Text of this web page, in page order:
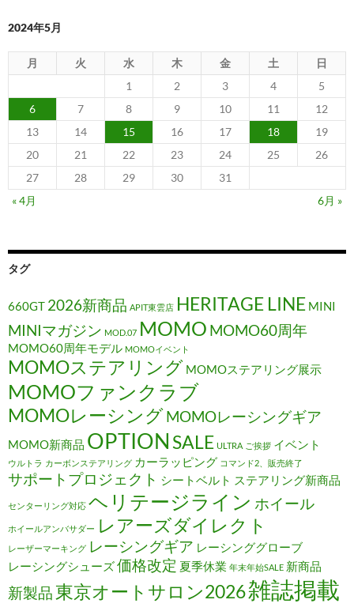
2024年5月
月 火 水 木 金 土
日
1
2 3 4
5
6
7 8 9 10 11
12
13
14 15 16 17 18
19
20
21 22 23 24 25
26
27
28 29 30
31
« 4月
6月 »
タグ
660GT 2026新商品 APIT東雲店 HERITAGE LINE MINI
MINIマガジン MOD.07 MOMO MOMO60周年
MOMO60周年モデル MOMOイベント
MOMOステアリング MOMOステアリング展示
MOMOファンクラブ
MOMOレーシングMOMOレーシングギア
MOMO新商品 OPTION SALE ULTRA ご挨拶 イベント
ウルトラ カーボンステアリング カーラッピング コマンド2、販売終了
サポートプロジェクト シートベルト ステアリング新商品
センターリング対応 ヘリテージライン ホイール
ホイールアンバサダー レアーズダイレクト
レーザーマーキング レーシングギア レーシンググローブ
レーシングシューズ価格改定 夏季休業 年末年始SALE 新商品
新製品 東京オートサロン2026雑誌掲載